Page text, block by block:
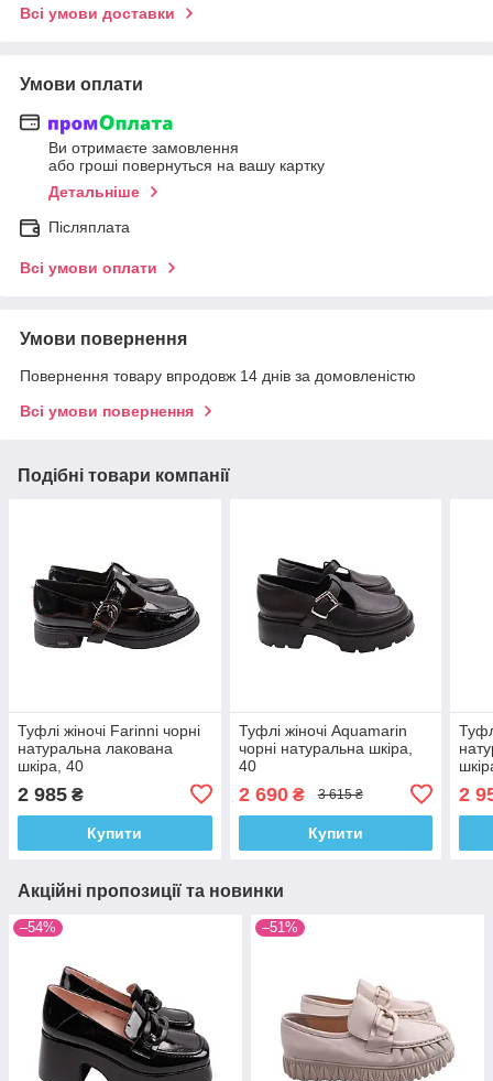
Всі умови доставки
Умови оплати
Ви отримаєте замовлення
або гроші повернуться на вашу картку
Детальніше
Післяплата
Всі умови оплати
Умови повернення
Повернення товару впродовж 14 днів за домовленістю
Всі умови повернення
Подібні товари компанії
Туфлі жіночі Farinni чорні
натуральна лакована
шкіра, 40
2 985 ₴
Купити
Туфлі жіночі Aquamarin
чорні натуральна шкіра,
40
2 690₴ 3 615 ₴
Купити
2
Акційні пропозиції та новинки
–54% –51%